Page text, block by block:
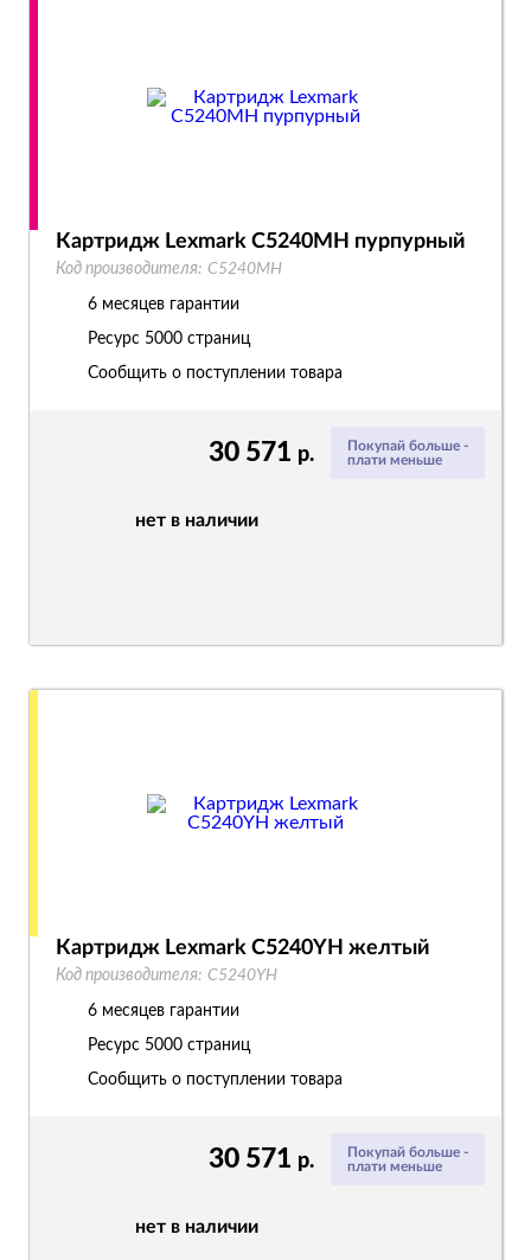
Покупай больше -
плати меньше
30 571 р.
нет в наличии
Картридж Lexmark C5240MH пурпурный
Код производителя: C5240MH
6 месяцев гарантии
Ресурс 5000 страниц
Сообщить о поступлении товара
Покупай больше -
плати меньше
30 571 р.
нет в наличии
Картридж Lexmark C5240YH желтый
Код производителя: C5240YH
6 месяцев гарантии
Ресурс 5000 страниц
Сообщить о поступлении товара